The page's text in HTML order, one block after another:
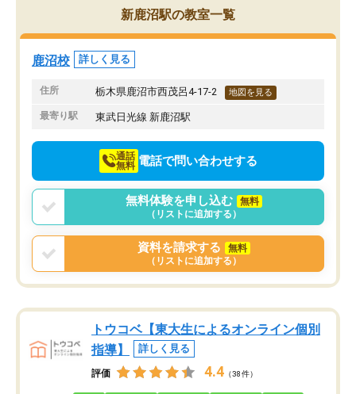
当に感謝しかないです。志望校は下が
ってしまったけどとても先生達もいい
方で通ってよかったと思いました。
新鹿沼駅の教室一覧
鹿沼校 詳しく見る
住所 栃木県鹿沼市西茂呂4-17-2 地図を見る
最寄り駅 東武日光線 新鹿沼駅
通話
無料 電話で問い合わせする
無料体験を申し込む
無料
（リストに追加する）
資料を請求する
無料
（リストに追加する）
トウコベ【東大生によるオンライン個別
指導】
詳しく見る
評価 4.4 （38件）